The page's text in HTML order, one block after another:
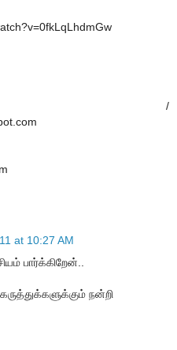
/
at 10:27 AM
பார்க்கிறேன்..
நன்றி